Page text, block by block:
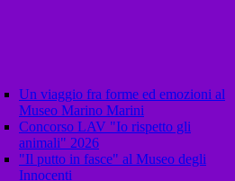
Un viaggio fra forme ed emozioni al
Museo Marino Marini
Concorso LAV "Io rispetto gli
animali" 2026
"Il putto in fasce" al Museo degli
Innocenti